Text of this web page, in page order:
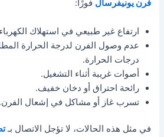
فرن يونيفرسال فورًا:
ارتفاع غير طبيعي في استهلاك
عدم وصول الفرن لدرجة الحرارة
درجات الحرارة.
أصوات غريبة أثناء التشغيل.
رائحة احتراق أو دخان خفيف.
تسرب غاز أو مشاكل في إشعال الفرن.
في مثل هذه الحالات، لا تؤجل الاتصال بـ